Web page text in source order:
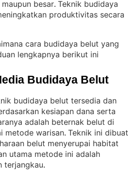
besar. Teknik budidaya
produktivitas secara
cara budidaya belut yang
lengkapnya berikut ini
Budidaya Belut
budidaya belut tersedia dan
kesiapan dana serta
adalah beternak belut di
metode warisan. Teknik ini dibuat
belut menyerupai habitat
utama metode ini adalah
terjangkau.